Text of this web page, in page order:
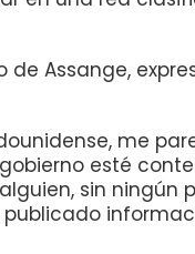
de Assange,
me
esté
sin ningún